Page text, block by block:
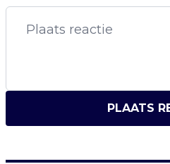
PLAATS